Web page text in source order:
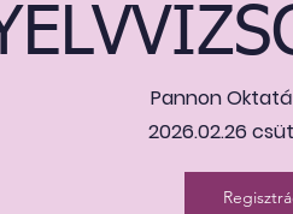
Pannon
2026.02.26